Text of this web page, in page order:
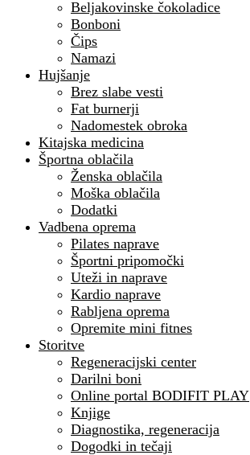
Beljakovinske čokoladice
Bonboni
Čips
Namazi
Hujšanje
Brez slabe vesti
Fat burnerji
Nadomestek obroka
Kitajska medicina
Športna oblačila
Ženska oblačila
Moška oblačila
Dodatki
Vadbena oprema
Pilates naprave
Športni pripomočki
Uteži in naprave
Kardio naprave
Rabljena oprema
Opremite mini fitnes
Storitve
Regeneracijski center
Darilni boni
Online portal BODIFIT PLAY
Knjige
Diagnostika, regeneracija
Dogodki in tečaji